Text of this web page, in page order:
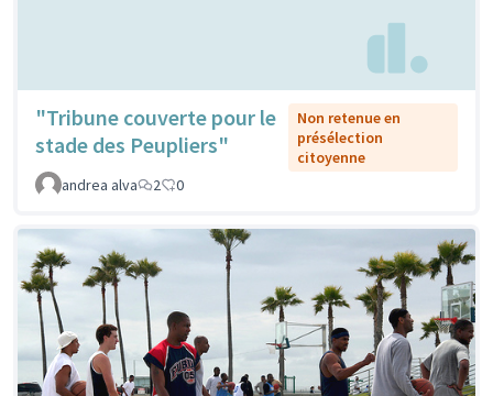
"Tribune couverte pour le
stade des Peupliers"
Non retenue en
présélection
citoyenne
andrea alva
2 0